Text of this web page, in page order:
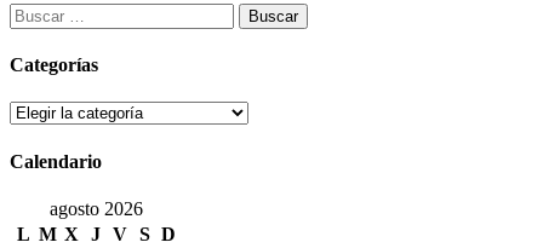
Buscar:
Categorías
Categorías
Calendario
agosto 2026
L M X J V S D